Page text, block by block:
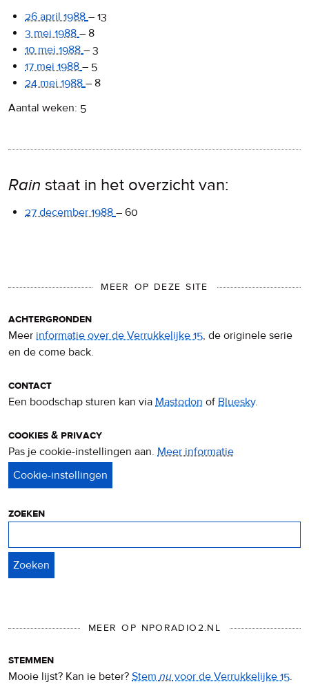
26 april 1988 – 13
3 mei 1988 – 8
10 mei 1988 – 3
17 mei 1988 – 5
24 mei 1988 – 8
Aantal weken: 5
Rain staat in het overzicht van:
27 december 1988 – 60
MEER OP DEZE SITE
achtergronden
Meer informatie over de Verrukkelijke 15, de originele serie
en de come back.
contact
Een boodschap sturen kan via Mastodon ofBluesky.
cookies & privacy
Pas je cookie-instellingen aan. Meer informatie
zoeken
MEER OP NPORADIO2.NL
stemmen
Mooie lijst? Kan ie beter? Stemnuvoor de Verrukkelijke 15.